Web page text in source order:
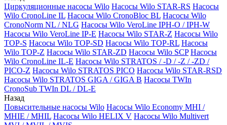
Циркуляционные насосы Wilo Насосы Wilo STAR-RS Насосы
Wilo CronoLine IL Насосы Wilo CronoBloc BL Насосы Wilo
CronoNorm NL / NLG Насосы Wilo VeroLine IPH-O / IPH-W
Насосы Wilo VeroLine IP-E Насосы Wilo STAR-Z Насосы Wilo
TOP-S Насосы Wilo TOP-SD Насосы Wilo TOP-RL Насосы
Wilo TOP-Z Насосы Wilo STAR-ZD Насосы Wilo SCP Насосы
Wilo CronoLine IL-E Насосы Wilo STRATOS / -D / -Z / -ZD /
PICO-Z Насосы Wilo STRATOS PICO Насосы Wilo STAR-RSD
Насосы Wilo STRATOS GIGA / GIGA B Насосы TWIn
CronoSub TWIn DL / DL-E
Назад
Повысительные насосы Wilo Насосы Wilo Economy MHI /
MHIE / MHIL Насосы Wilo HELIX V Насосы Wilo Multivert